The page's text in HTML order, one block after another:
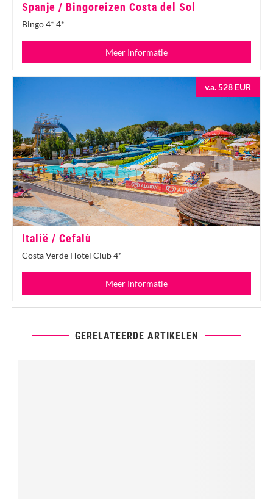
Spanje / Bingoreizen Costa del Sol
Bingo 4* 4*
Meer Informatie
v.a. 528 EUR
Italië / Cefalù
Costa Verde Hotel Club 4*
Meer Informatie
GERELATEERDE ARTIKELEN